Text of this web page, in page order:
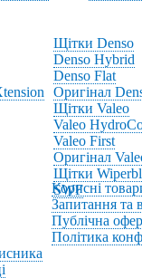
Щітки Denso
Denso Hybrid
Denso Flat
Оригінал
Щітки Valeo
Valeo
Valeo First
Оригінал
Щітки
SWF
Корисні
Запитання та
Публічна
Політика